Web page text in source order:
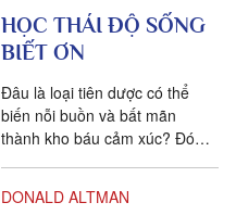
HỌC THÁI ĐỘ SỐNG
BIẾT ƠN
Đâu là loại tiên dược có thể
biến nỗi buồn và bất mãn
thành kho báu cảm xúc? Đó
DONALD ALTMAN